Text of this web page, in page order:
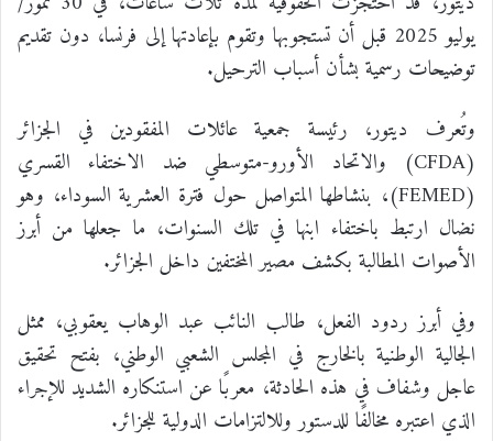
يوليو 2025 قبل أن تستجوبها وتقوم بإعادتها إلى فرنسا، دون تقديم
توضيحات رسمية بشأن أسباب الترحيل.
وتُعرف ديتور، رئيسة جمعية عائلات المفقودين في الجزائر
(CFDA) والاتحاد الأورو-متوسطي ضد الاختفاء القسري
(FEMED)، بنشاطها المتواصل حول فترة العشرية السوداء، وهو
نضال ارتبط باختفاء ابنها في تلك السنوات، ما جعلها من أبرز
الأصوات المطالبة بكشف مصير المختفين داخل الجزائر.
وفي أبرز ردود الفعل، طالب النائب عبد الوهاب يعقوبي، ممثل
الجالية الوطنية بالخارج في المجلس الشعبي الوطني، بفتح تحقيق
عاجل وشفاف في هذه الحادثة، معربًا عن استنكاره الشديد للإجراء
الذي اعتبره مخالفًا للدستور وللالتزامات الدولية للجزائر.